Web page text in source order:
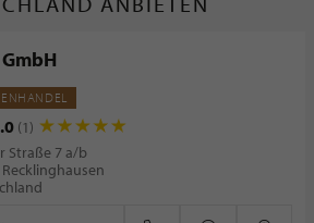
(1)
Straße 7 a/b